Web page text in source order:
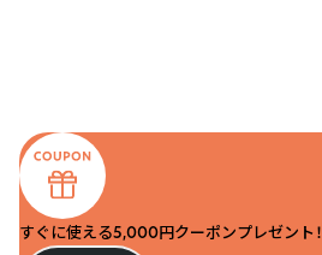
すぐに使える5,000円クーポンプレゼント！